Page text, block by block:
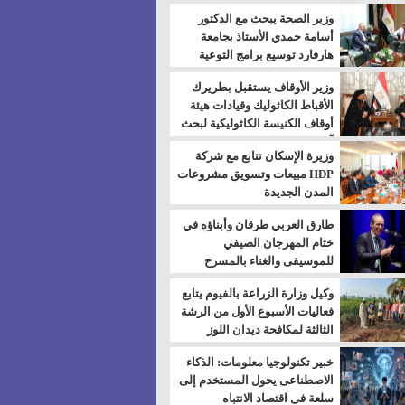
بالسويس
وزير الصحة يبحث مع الدكتور
أسامة حمدي الأستاذ بجامعة
هارفارد توسيع برامج التوعية
بمرض السكري
وزير الأوقاف يستقبل بطريرك
الأقباط الكاثوليك وقيادات هيئة
أوقاف الكنيسة الكاثوليكية لبحث
آفاق التعاون المشترك
وزيرة الإسكان تتابع مع شركة
HDP مبيعات وتسويق مشروعات
المدن الجديدة
طارق العربي طرقان وأبناؤه في
ختام المهرجان الصيفي
للموسيقى والغناء بالمسرح
المكشوف
وكيل وزارة الزراعة بالفيوم يتابع
فعاليات الأسبوع الأول من الرشة
الثالثة لمكافحة ديدان اللوز
للقطن
خبير تكنولوجيا معلومات: الذكاء
الاصطناعى يحول المستخدم إلى
سلعة فى اقتصاد الانتباه